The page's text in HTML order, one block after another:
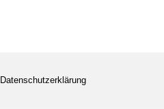
Datenschutzerklärung